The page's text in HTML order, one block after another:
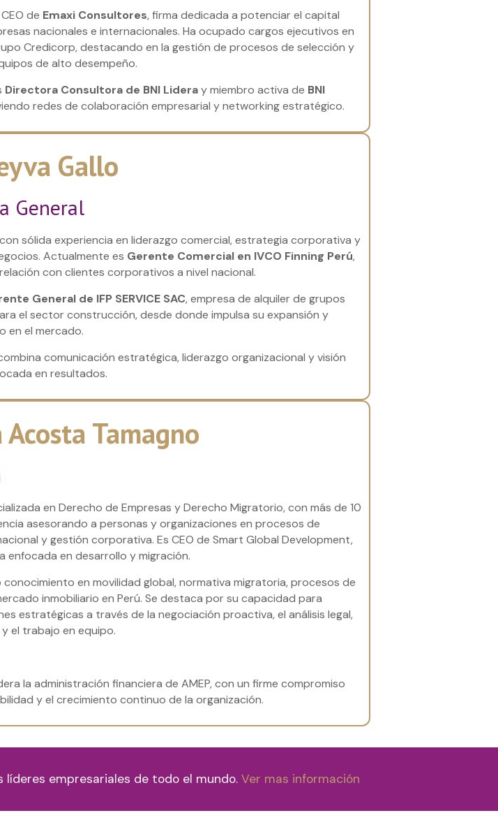
de Emaxi Consultores, firma dedicada a potenciar el capital
nacionales e internacionales. Ha ocupado cargos ejecutivos en
Credicorp, destacando en la gestión de procesos de selección y
de alto desempeño.
Directora Consultora de BNI Lideray miembro activa de BNI
redes de colaboración empresarial y networking estratégico.
Gallo
General
sólida experiencia en liderazgo comercial, estrategia corporativa y
Actualmente es Gerente Comercial en IVCO Finning Perú,
con clientes corporativos a nivel nacional.
General de IFP SERVICE SAC, empresa de alquiler de grupos
el sector construcción, desde donde impulsa su expansión y
en el mercado.
comunicación estratégica, liderazgo organizacional y visión
en resultados.
Tamagno
en Derecho de Empresas y Derecho Migratorio, con más de 10
asesorando a personas y organizaciones en procesos de
y gestión corporativa. Es CEO de Smart Global Development,
enfocada en desarrollo y migración.
conocimiento en movilidad global, normativa migratoria, procesos de
inmobiliario en Perú. Se destaca por su capacidad para
estratégicas a través de la negociación proactiva, el análisis legal,
el trabajo en equipo.
la administración financiera de AMEP, con un firme compromiso
y el crecimiento continuo de la organización.
líderes empresariales de todo el mundo.Ver mas información